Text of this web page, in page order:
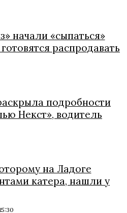
начали «сыпаться»
распродавать
подробности
Некст», водитель
на Ладоге
катера, нашли у